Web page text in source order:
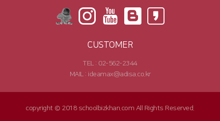
CUSTOMER
TEL : 02-562-2344
MAIL : ideamax@adisa.co.kr
copyright © 2018 schoolbizkhan.com All Rights Reserved.